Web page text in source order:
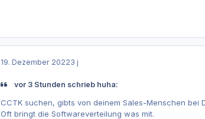
19. Dezember 20223 j
vor 3 Stunden schrieb huha:
CCTK suchen, gibts von deinem Sales-Menschen bei
Oft bringt die Softwareverteilung was mit.